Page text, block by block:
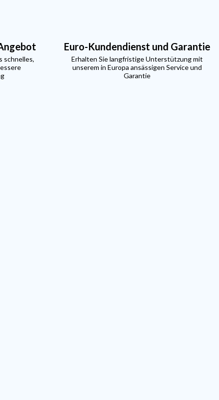
schnelles,
Euro-Kundendienst und Garantie
Erhalten Sie langfristige Unterstützung mit
unserem in Europa ansässigen Service und
Garantie